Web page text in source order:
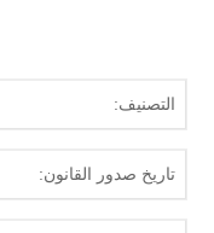
التصنيف:
تاريخ صدور القانون: